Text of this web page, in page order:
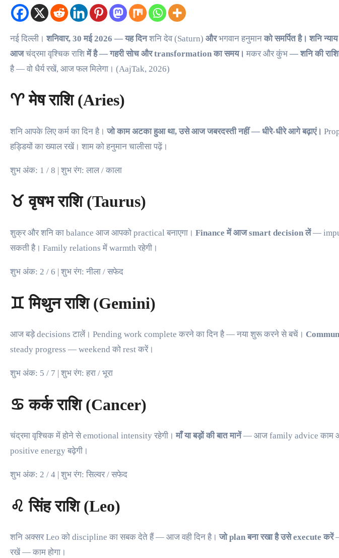
नई दिल्ली। शनिवार, 30 मई 2026 — यह दिनशनि देव (Saturn) औरभगवान हनुमानको समर्पित है। शनि
आजचंद्रमा वृश्चिक राशिमें है — गहरी सोच और transformation का समय। मकर और कुंभ — शनि की
है — वो धैर्य रखें, आज फल मिलेगा। (AajTak, 2026)
♈ मेष राशि (Aries)
शनि आपके लिए कर्म का दिन है।जो काम अटका हुआ था, उसे आज जबरदस्ती नहीं — धीरे-धीरे आगे बढ़ाएं।
हड्डियों का ख्याल रखें। शाम को हनुमान चालीसा पढ़ें।
शुभ अंक: 1 / 8 | शुभ रंग: लाल / काला
♉ वृषभ राशि (Taurus)
शुक्र और शनि का balance आज आपको practical बनाएगा। Finance में आज smart decision लें—
सकती है। Family relations में warmth रहेगी।
शुभ अंक: 2 / 6 | शुभ रंग: नीला / सफेद
♊ मिथुन राशि (Gemini)
आज बड़े decisions टालें। Pending work complete करने का दिन है — नया शुरू करने से बचें।
steady progress — weekend को rest करें।
शुभ अंक: 5 / 7 | शुभ रंग: हरा / भूरा
♋ कर्क राशि (Cancer)
चंद्रमा वृश्चिक में होने से emotional intensity रहेगी।माँ या बड़ों की बात मानें— आज family advice काम
positive energy बढ़ेगी।
शुभ अंक: 2 / 4 | शुभ रंग: सिल्वर / सफेद
♌ सिंह राशि (Leo)
शनि अक्सर Leo को discipline का सबक देते हैं — आज वही दिन है।जो plan बना रखा है उसे execute करें
रखें — काम होगा।